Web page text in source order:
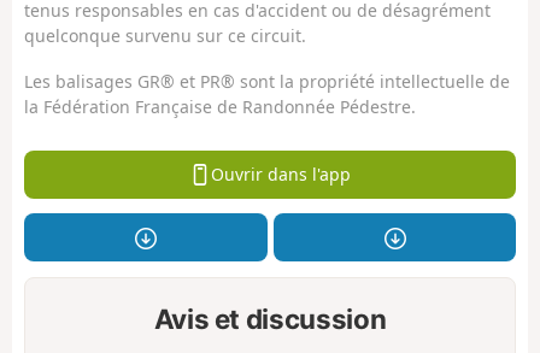
tenus responsables en cas d'accident ou de désagrément
quelconque survenu sur ce circuit.
Les balisages GR® et PR® sont la propriété intellectuelle de
la Fédération Française de Randonnée Pédestre.
Ouvrir dans l'app
Avis et discussion